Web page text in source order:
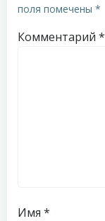
поля помечены *
Комментарий *
Имя *